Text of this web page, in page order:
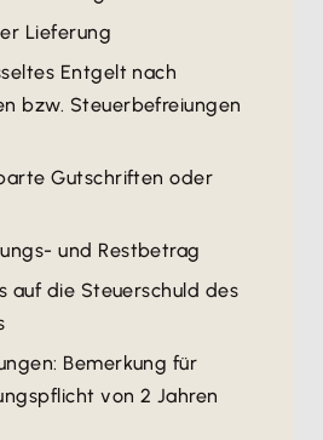
Lieferung
Entgelt nach
bzw. Steuerbefreiungen
Gutschriften oder
und Restbetrag
auf die Steuerschuld des
Bemerkung für
von 2 Jahren